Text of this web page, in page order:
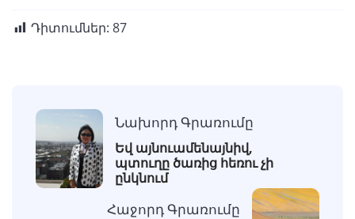
Դիտումներ: 87
Նախորդ Գրառումը
Եվ այնուամենայնիվ,
պտուղը ծառից հեռու չի
ընկնում
Հաջորդ Գրառումը